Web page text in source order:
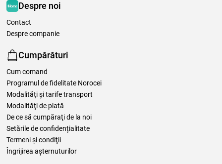
Despre noi
Contact
Despre companie
Cumpărături
Cum comand
Programul de fidelitate Norocei
Modalităţi şi tarife transport
Modalităţi de plată
De ce să cumpăraţi de la noi
Setările de confidențialitate
Termeni şi condiţii
Îngrijirea așternuturilor